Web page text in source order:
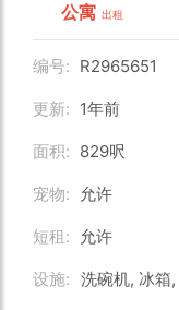
公寓 出租
编号: R2965651
更新: 1年前
面积: 829呎
宠物: 允许
短租: 允许
设施: 洗碗机, 冰箱